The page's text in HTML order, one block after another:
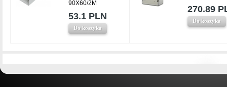
90X60/2M
53.1 PLN
Do koszyka
270.89
Do koszyka